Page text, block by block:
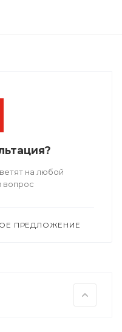
на любой
вопрос
ПРЕДЛОЖЕНИЕ